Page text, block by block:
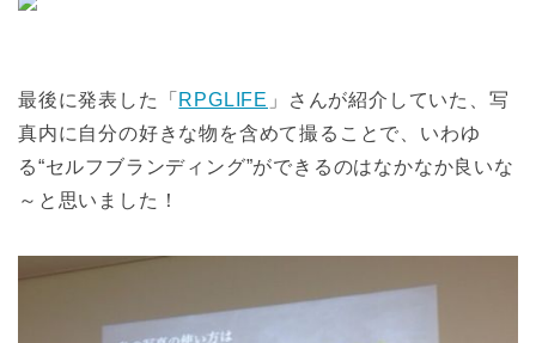
最後に発表した「 RPGLIFE 」さんが紹介していた、写
真内に自分の好きな物を含めて撮ることで、いわゆ
る“セルフブランディング”ができるのはなかなか良いな
～と思いました！